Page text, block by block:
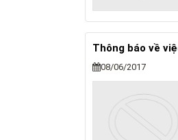
Thông báo về
08/06/2017